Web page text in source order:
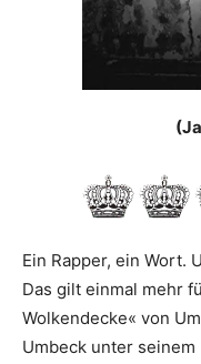
Ein Rapper, ein Wort.
Das gilt einmal mehr
Wolkendecke« von
Umbeck unter